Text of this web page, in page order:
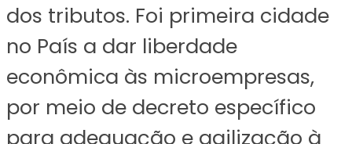
dos tributos. Foi primeira cidade
no País a dar liberdade
econômica às microempresas,
por meio de decreto específico
para adequação e agilização à